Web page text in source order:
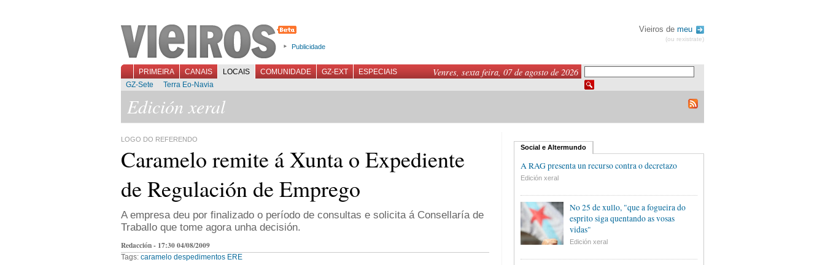
Publicidade
Vieiros de meu
(ou rexistrate)
Venres, sexta feira, 07 de agosto de 2026
PRIMEIRA CANAIS LOCAIS COMUNIDADE GZ-EXT
ESPECIAIS
GZ-Sete
Terra Eo-Navia
Edición xeral
LOGO DO REFERENDO
Caramelo remite á Xunta o Expediente
de Regulación de Emprego
A empresa deu por finalizado o período de consultas e solicita á Consellaría de
Traballo que tome agora unha decisión.
Redacción - 17:30 04/08/2009
Tags: caramelo despedimentos ERE
Social e Altermundo
A RAG presenta un recurso contra o decretazo
Edición xeral
No 25 de xullo, "que a fogueira do
esprito siga quentando as vosas
vidas"
Edición xeral